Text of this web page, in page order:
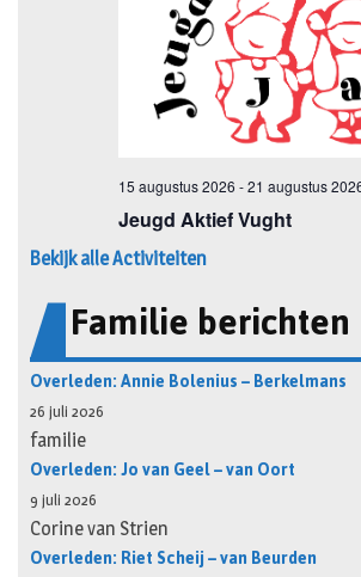
Bekijk alle Activiteiten
Familie berichten
Overleden: Annie Bolenius – Berkelmans
26 juli 2026
familie
Overleden: Jo van Geel – van Oort
9 juli 2026
Corine van Strien
Overleden: Riet Scheij – van Beurden